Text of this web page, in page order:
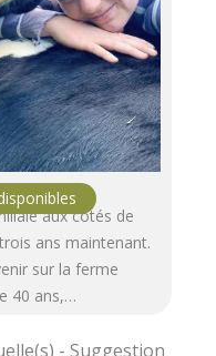
aux côtés de
ans maintenant.
sur la ferme
40 ans,…